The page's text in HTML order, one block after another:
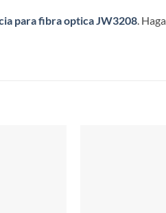
para fibra optica JW3208. Haga